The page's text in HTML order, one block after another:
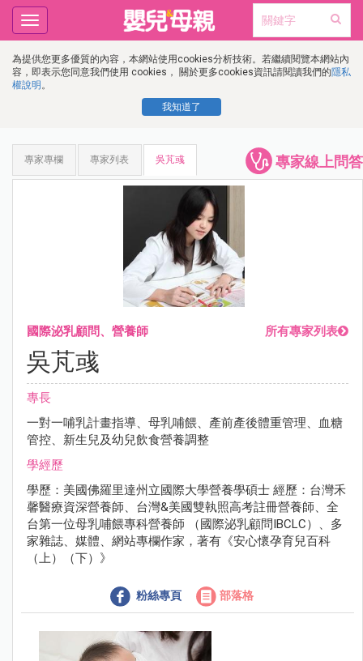
為提供您更多優質的內容，本網站使用cookies分析技術。若繼續閱覽本網站內
容，即表示您同意我們使用 cookies， 關於更多cookies資訊請閱讀我們的隱私
權說明 。
我知道了
Toggle
navigation
專家線上問答
專家專欄 專家列表 吳芃彧
國際泌乳顧問、營養師 所有專家列表
吳芃彧
專長
一對一哺乳計畫指導、母乳哺餵、產前產後體重管理、血糖
管控、新生兒及幼兒飲食營養調整
學經歷
學歷：美國佛羅里達州立國際大學營養學碩士 經歷：台灣禾
馨醫療資深營養師、台灣&美國雙執照高考註冊營養師、全
台第一位母乳哺餵專科營養師 （國際泌乳顧問IBCLC）、多
家雜誌、媒體、網站專欄作家，著有《安心懷孕育兒百科
（上）（下）》
粉絲專頁 部落格